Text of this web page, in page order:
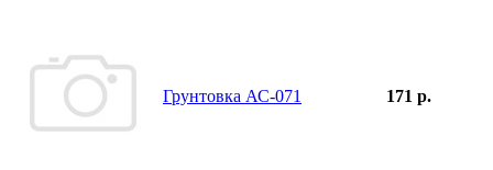
Грунтовка АС-071 171 р.